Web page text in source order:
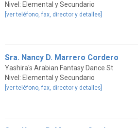
Nivel: Elemental y Secundario
[ver teléfono, fax, director y detalles]
Sra. Nancy D. Marrero Cordero
Yashira's Arabian Fantasy Dance St
Nivel: Elemental y Secundario
[ver teléfono, fax, director y detalles]